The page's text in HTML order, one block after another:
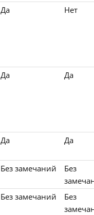
Да Нет
Да Да
Да Да
Без замечаний
Без
Без замечаний
Без